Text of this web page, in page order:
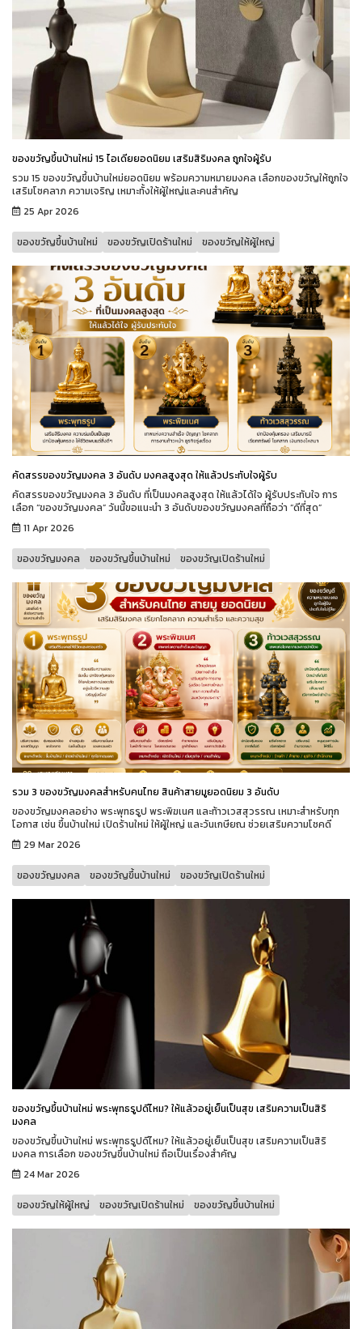
ของขวัญขึ้นบ้านใหม่ 15 ไอเดียยอดนิยม เสริมสิริมงคล ถูกใจผู้รับ
รวม 15 ของขวัญขึ้นบ้านใหม่ยอดนิยม พร้อมความหมายมงคล เลือกของขวัญให้ถูกใจ
เสริมโชคลาภ ความเจริญ เหมาะทั้งให้ผู้ใหญ่และคนสำคัญ
25 Apr 2026
ของขวัญขึ้นบ้านใหม่ ของขวัญเปิดร้านใหม่ ของขวัญให้ผู้ใหญ่
คัดสรรของขวัญมงคล 3 อันดับ มงคลสูงสุด ให้แล้วประทับใจผู้รับ
คัดสรรของขวัญมงคล 3 อันดับ ที่เป็นมงคลสูงสุด ให้แล้วได้ใจ ผู้รับประทับใจ การ
เลือก “ของขวัญมงคล” วันนี้ขอแนะนำ 3 อันดับของขวัญมงคลที่ถือว่า “ดีที่สุด”
11 Apr 2026
ของขวัญมงคล ของขวัญขึ้นบ้านใหม่ ของขวัญเปิดร้านใหม่
รวม 3 ของขวัญมงคลสำหรับคนไทย สินค้าสายมูยอดนิยม 3 อันดับ
ของขวัญมงคลอย่าง พระพุทธรูป พระพิฆเนศ และท้าวเวสสุวรรณ เหมาะสำหรับทุก
โอกาส เช่น ขึ้นบ้านใหม่ เปิดร้านใหม่ ให้ผู้ใหญ่ และวันเกษียณ ช่วยเสริมความโชคดี
29 Mar 2026
ของขวัญมงคล ของขวัญขึ้นบ้านใหม่ ของขวัญเปิดร้านใหม่
ของขวัญขึ้นบ้านใหม่ พระพุทธรูปดีไหม? ให้แล้วอยู่เย็นเป็นสุข เสริมความเป็นสิริ
มงคล
ของขวัญขึ้นบ้านใหม่ พระพุทธรูปดีไหม? ให้แล้วอยู่เย็นเป็นสุข เสริมความเป็นสิริ
มงคล การเลือก ของขวัญขึ้นบ้านใหม่ ถือเป็นเรื่องสำคัญ
24 Mar 2026
ของขวัญให้ผู้ใหญ่ ของขวัญเปิดร้านใหม่ ของขวัญขึ้นบ้านใหม่